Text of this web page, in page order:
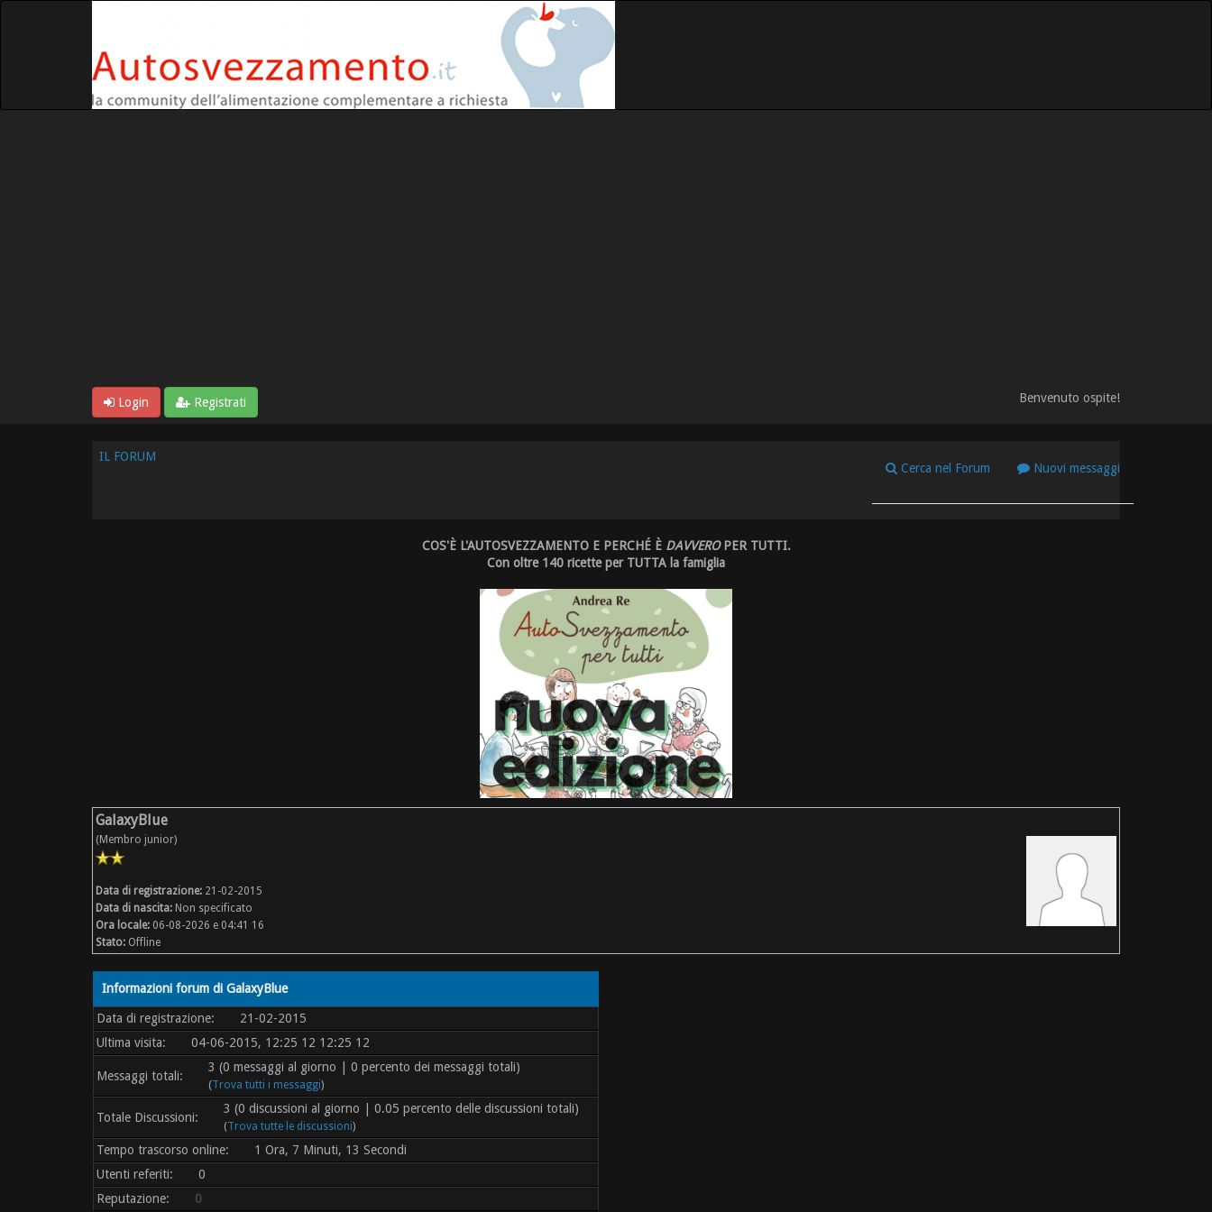
Login Registrati Benvenuto ospite!
Cerca nel Forum Nuovi messaggi
IL FORUM
COS'È L'AUTOSVEZZAMENTO E PERCHÉ È DAVVEROPER TUTTI.
Con oltre 140 ricette per TUTTA la famiglia
GalaxyBlue
(Membro junior)
Data di registrazione: 21-02-2015
Data di nascita: Non specificato
Ora locale: 06-08-2026 e 04:41 16
Stato: Offline
Informazioni forum di GalaxyBlue
Data di registrazione:
21-02-2015
Ultima visita:
04-06-2015, 12:25 12 12:25 12
Messaggi totali:
3 (0 messaggi al giorno | 0 percento dei messaggi totali)
(Trova tutti i messaggi)
Totale Discussioni:
3 (0 discussioni al giorno | 0.05 percento delle discussioni totali)
(Trova tutte le discussioni)
Tempo trascorso online:
1 Ora, 7 Minuti, 13 Secondi
Utenti referiti:
0
Reputazione:
0